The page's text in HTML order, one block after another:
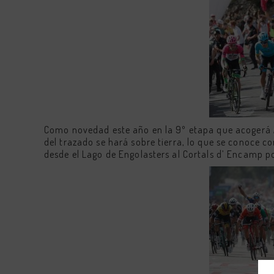
the
for
dates.
Como novedad este año en la 9º etapa que
del trazado se hará sobre tierra, lo que se conoce
desde el Lago de Engolasters al Cortals d’ Encamp